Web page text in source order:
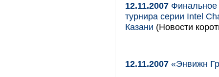
12.11.2007 Финальное
турнира серии Intel
Казани (Новости
12.11.2007 «Энвижн